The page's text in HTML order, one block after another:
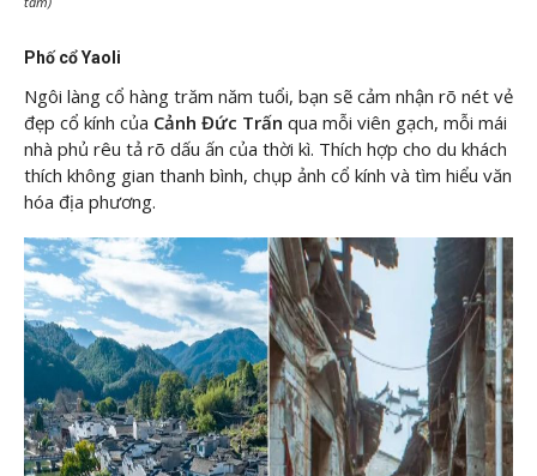
Phố cổ Yaoli
Ngôi làng cổ hàng trăm năm tuổi, bạn sẽ cảm nhận rõ nét vẻ
đẹp cổ kính của Cảnh Đức Trấn qua mỗi viên gạch, mỗi mái
nhà phủ rêu tả rõ dấu ấn của thời kì. Thích hợp cho du khách
thích không gian thanh bình, chụp ảnh cổ kính và tìm hiểu văn
hóa địa phương.